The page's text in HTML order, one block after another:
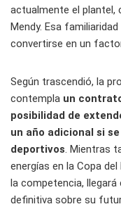
actualmente el plantel,
Mendy. Esa
convertirse en un
Según trascendió, la
contempla un
posibilidad de
un año adicional si
deportivos . Mientras
energías en la Copa
la competencia,
definitiva sobre su